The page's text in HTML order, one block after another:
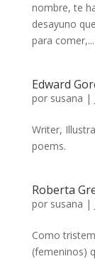
nombre, te
desayuno
para comer,...
Edward
por susana |
Writer,
poems.
Roberta
por susana |
Como
(femeninos)